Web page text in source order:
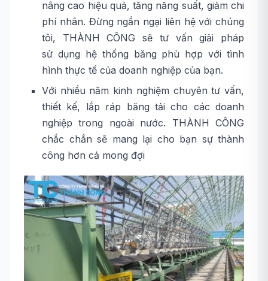
nâng cao hiệu quả, tăng năng suất, giảm chi
phí nhân. Đừng ngần ngại liên hệ với chúng
tôi, THÀNH CÔNG sẽ tư vấn giải pháp
sử dụng hệ thống băng phù hợp với tình
hình thực tế của doanh nghiệp của bạn.
Với nhiều năm kinh nghiệm chuyên tư vấn,
thiết kế, lắp ráp băng tải cho các doanh
nghiệp trong ngoài nước. THÀNH CÔNG
chắc chắn sẽ mang lại cho bạn sự thành
công hơn cả mong đợi